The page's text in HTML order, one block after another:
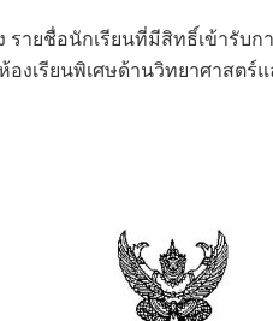
รายชื่อนักเรียนที่มีสิทธิ์เข้ารับ
งเรียนพิเศษด้านวิทยาศาสต